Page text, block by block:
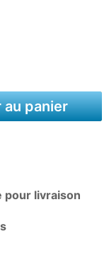
panier
pour livraison